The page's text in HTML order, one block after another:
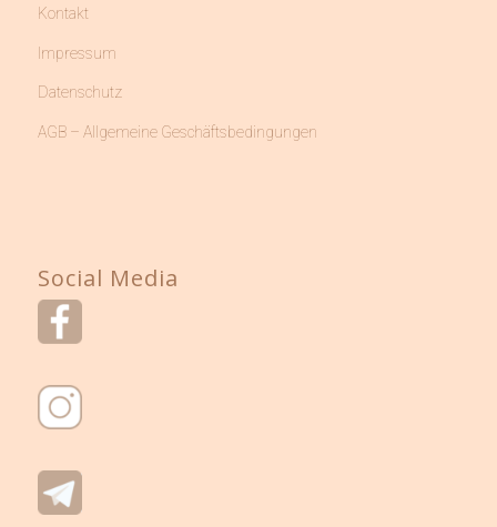
Kontakt
Impressum
Datenschutz
AGB – Allgemeine Geschäftsbedingungen
Social Media